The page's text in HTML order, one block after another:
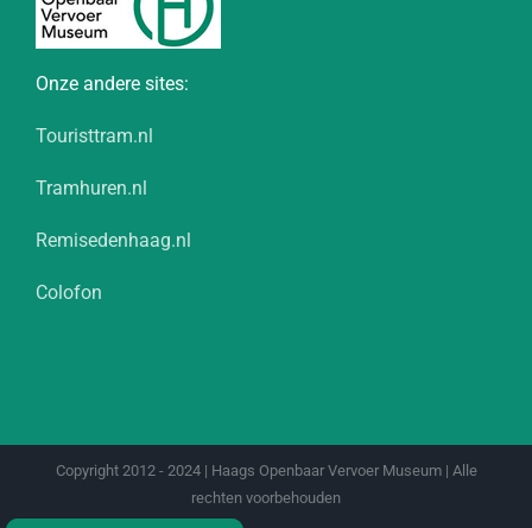
Onze andere sites:
Touristtram.nl
Tramhuren.nl
Remisedenhaag.nl
Colofon
Copyright 2012 - 2024 | Haags Openbaar Vervoer Museum | Alle
rechten voorbehouden